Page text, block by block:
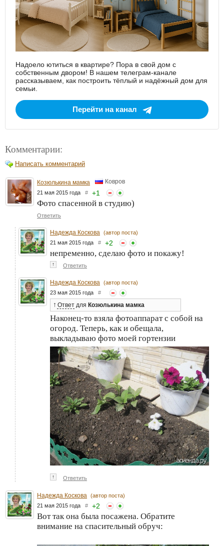
Надоело ютиться в квартире? Пора в свой дом с
собственным двором! В нашем телеграм-канале
рассказываем, как построить тёплый и надёжный дом для
семьи.
Перейти на канал
Комментарии:
Написать комментарий
Козюлькина мамка Ковров
21 мая 2015 года # +1
Фото спасенной в студию)
Ответить
Надежда Коскова (автор поста)
21 мая 2015 года # +2
непременно, сделаю фото и покажу!
↑ Ответить
Надежда Коскова (автор поста)
23 мая 2015 года #
↑ Ответ для Козюлькина мамка
Наконец-то взяла фотоаппарат с собой на
огород. Теперь, как и обещала,
выкладываю фото моей гортензии
↑ Ответить
Надежда Коскова (автор поста)
21 мая 2015 года # +2
Вот так она была посажена. Обратите
внимание на спасительный обруч: